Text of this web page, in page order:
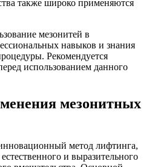
также широко применяются
мезонитей в
навыков и знания
Рекомендуется
использованием данного
мезонитных
метод лифтинга,
и выразительного